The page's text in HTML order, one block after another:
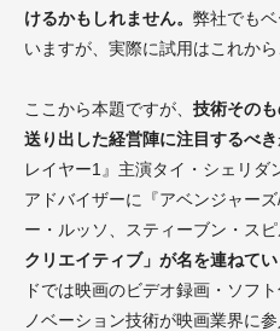
けるかもしれません。 弊社でも
いますが、実際に試用はこれから
ここから本題ですが、 技術その
送り出した経営陣に注目するべき
レイヤー1』主演タイ・シェリダ
アドバイザーに『アベンジャー
ー・ルッソ、スティーブン・スピ
クリエイティブ」が名を連ねて
ドでは映画のビデオ録画・ソフ
ノベーション技術が映画業界に